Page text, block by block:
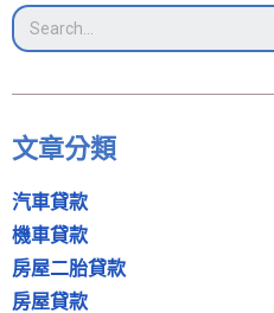
文章分類
汽車貸款
機車貸款
房屋二胎貸款
房屋貸款